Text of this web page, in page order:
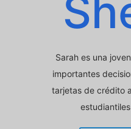
Sarah es una
importantes
tarjetas de crédito